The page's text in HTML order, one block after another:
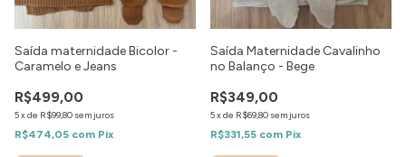
Saída maternidade Bicolor -
Caramelo e Jeans
R$499,00
5xde R$99,80 sem juros
R$474,05 com Pix
Saída Maternidade Cavalinho
no Balanço - Bege
R$349,00
5xde R$69,80 sem juros
R$331,55 com Pix